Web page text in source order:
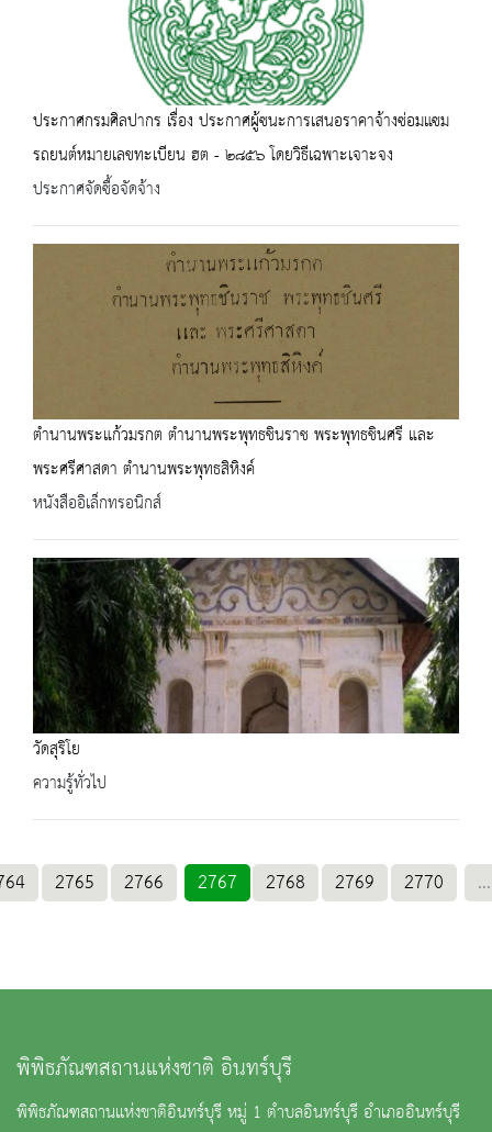
ประกาศกรมศิลปากร เรื่อง ประกาศผู้ซนะการเสนอราคาจ้างซ่อมแซม
รถยนต์หมายเลขทะเบียน ฮต - ๒๘๕๖ โดยวิธีเฉพาะเจาะจง
ประกาศจัดซื้อจัดจ้าง
ตำนานพระแก้วมรกต ตำนานพระพุทธชินราช พระพุทธชินศรี และ
พระศรีศาสดา ตำนานพระพุทธสิหิงค์
หนังสืออิเล็กทรอนิกส์
วัดสุริโย
ความรู้ทั่วไป
2765 2766 2767 2768 2769 2770 ...
พิพิธภัณฑสถานแห่งชาติ อินทร์บุรี
พิพิธภัณฑสถานแห่งชาติอินทร์บุรี หมู่ 1 ตำบลอินทร์บุรี อำเภออินทร์บุรี